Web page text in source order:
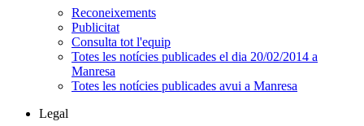
Reconeixements
Publicitat
Consulta tot l'equip
Totes les notícies publicades el dia 20/02/2014 a
Manresa
Totes les notícies publicades avui a Manresa
Legal